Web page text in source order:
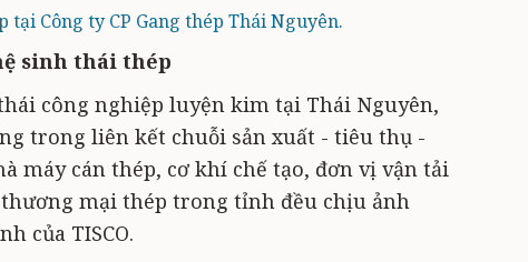
tại Công ty CP Gang thép Thái Nguyên.
sinh thái thép
công nghiệp luyện kim tại Thái Nguyên,
trong liên kết chuỗi sản xuất - tiêu thụ -
máy cán thép, cơ khí chế tạo, đơn vị vận tải
mại thép trong tỉnh đều chịu ảnh
của TISCO.